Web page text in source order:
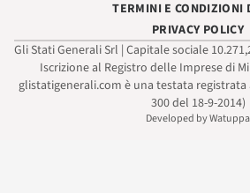
TERMINI E CONDIZIONI
PRIVACY POLICY
Gli Stati Generali Srl | Capitale sociale
Iscrizione al Registro delle Imprese di
glistatigenerali.com è una testata
300 del 18-9-2014)
Developed by Watuppa